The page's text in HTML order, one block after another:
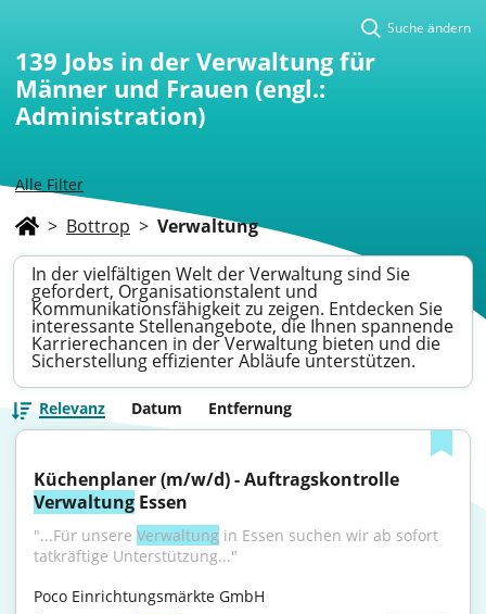
Alle Filter
Suche ändern
139 Jobs in der Verwaltung für
Männer und Frauen (engl.:
Administration)
> Bottrop > Verwaltung
In der vielfältigen Welt der Verwaltung sind Sie
gefordert, Organisationstalent und
Kommunikationsfähigkeit zu zeigen. Entdecken Sie
interessante Stellenangebote, die Ihnen spannende
Karrierechancen in der Verwaltung bieten und die
Sicherstellung effizienter Abläufe unterstützen.
Relevanz Datum Entfernung
Verwaltung Essen
"...Für unsere Verwaltung in Essen suchen wir ab sofort
tatkräftige Unterstützung..."
Poco Einrichtungsmärkte GmbH